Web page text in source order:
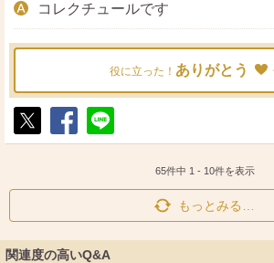
コレクチュールです
役に立った！ ありがとう
ポ
シ
送
65件中 1 - 10件を表示
もっとみる…
関連度の高いQ&A